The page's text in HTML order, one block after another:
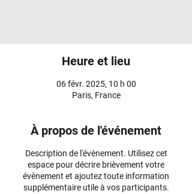
Heure et lieu
06 févr. 2025, 10 h 00
Paris, France
À propos de l'événement
Description de l'évènement. Utilisez cet
espace pour décrire brièvement votre
évènement et ajoutez toute information
supplémentaire utile à vos participants.